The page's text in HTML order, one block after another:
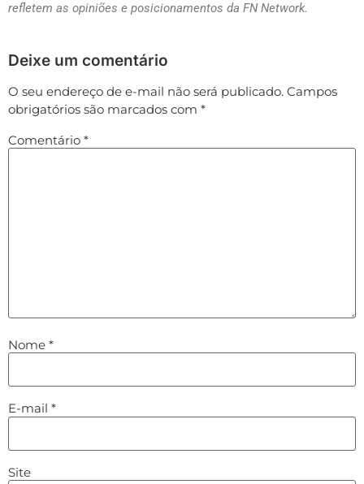
refletem as opiniões e posicionamentos da FN Network.
Deixe um comentário
O seu endereço de e-mail não será publicado. Campos
obrigatórios são marcados com *
Comentário *
Nome *
E-mail *
Site